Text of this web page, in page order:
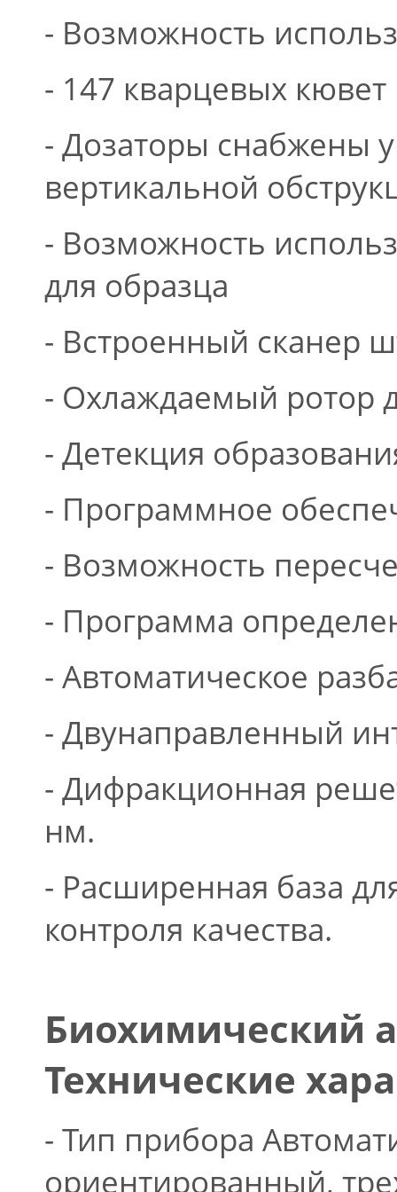
- Возможность
- 147 кварцевых
- Дозаторы снабжены
вертикальной
- Возможность
для образца
- Встроенный сканер
- Охлаждаемый ротор
- Детекция
- Программное
- Возможность
- Программа
- Автоматическое
- Двунаправленный
- Дифракционная
нм.
- Расширенная база
контроля качества.
Биохимический
Технические
- Тип прибора
ориентированный,